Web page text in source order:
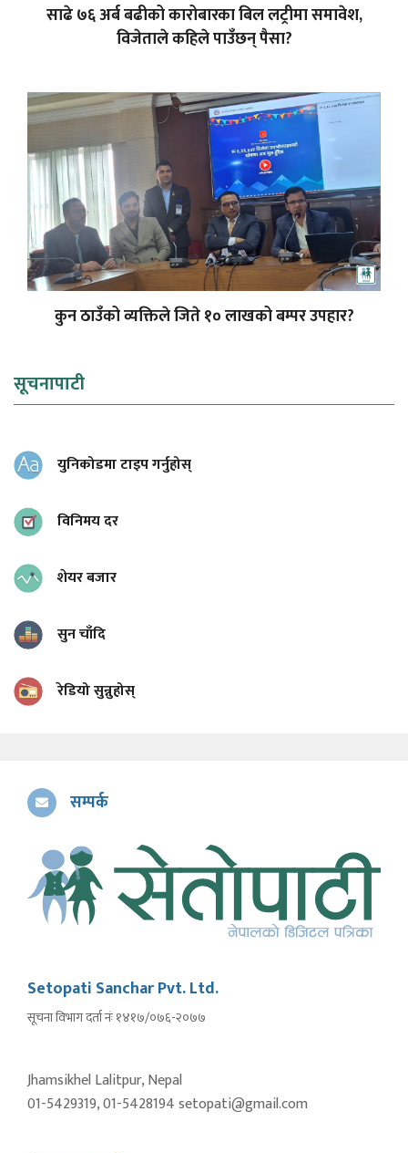
साढे ७६ अर्ब बढीको कारोबारका बिल लट्रीमा समावेश,
विजेताले कहिले पाउँछन् पैसा?
कुन ठाउँको व्यक्तिले जिते १० लाखको बम्पर उपहार?
सूचनापाटी
युनिकोडमा टाइप गर्नुहोस्
विनिमय दर
शेयर बजार
सुन चाँदि
रेडियो सुन्नुहोस्
सम्पर्क
Setopati Sanchar Pvt. Ltd.
सूचना विभाग दर्ता नंः १४१७/०७६-२०७७
Jhamsikhel Lalitpur, Nepal
01-5429319, 01-5428194 setopati@gmail.com